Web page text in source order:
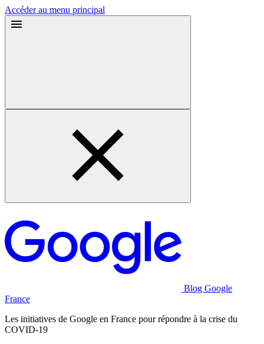
Accéder au menu principal
Blog Google
France
Les initiatives de Google en France pour répondre à la crise du
COVID-19